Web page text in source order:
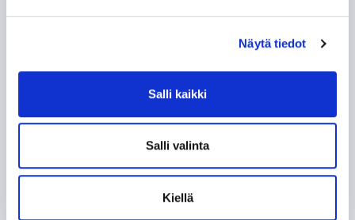
Näytä tiedot
Salli kaikki
Salli valinta
Kiellä
06.08.
SEURAAVAT KOTIOTTELUT
TORSTAI 27.8. 18:30
VS.